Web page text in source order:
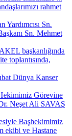
rahmet
Yardımcısı Sn.
Sn. Mehmet
başkanlığında
toplantısında,
Dünya Kanser
Görevine
Neşet Ali SAVAŞ
Başhekimimiz
ekibi ve Hastane